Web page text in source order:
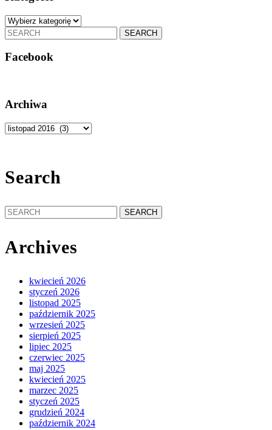
Kategorie
Search
for:
Facebook
Archiwa
Archiwa
Search
Search
for:
Archives
kwiecień 2026
styczeń 2026
listopad 2025
październik 2025
wrzesień 2025
sierpień 2025
lipiec 2025
czerwiec 2025
maj 2025
kwiecień 2025
marzec 2025
styczeń 2025
grudzień 2024
październik 2024